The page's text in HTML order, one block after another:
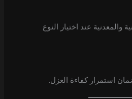
عند اختيار النوع
استمرار كفاءة العزل.